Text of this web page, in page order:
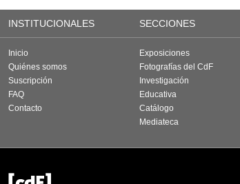
INSTITUCIONALES SECCIONES
Inicio
Quiénes somos
Suscripción
FAQ
Contacto
Exposiciones
Fotografías del CdF
Investigación
Educativa
Catálogo
Mediateca